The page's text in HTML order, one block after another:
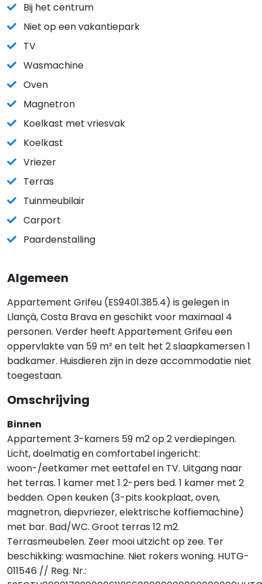
Bij het centrum
Niet op een vakantiepark
TV
Wasmachine
Oven
Magnetron
Koelkast met vriesvak
Koelkast
Vriezer
Terras
Tuinmeubilair
Carport
Paardenstalling
Algemeen
Appartement Grifeu (ES9401.385.4) is gelegen in
Llançà, Costa Brava en geschikt voor maximaal 4
personen. Verder heeft Appartement Grifeu een
oppervlakte van 59 m² en telt het 2 slaapkamersen 1
badkamer. Huisdieren zijn in deze accommodatie niet
toegestaan.
Omschrijving
Binnen
Appartement 3-kamers 59 m2 op 2 verdiepingen.
Licht, doelmatig en comfortabel ingericht:
woon-/eetkamer met eettafel en TV. Uitgang naar
het terras. 1 kamer met 1 2-pers bed. 1 kamer met 2
bedden. Open keuken (3-pits kookplaat, oven,
magnetron, diepvriezer, elektrische koffiemachine)
met bar. Bad/WC. Groot terras 12 m2.
Terrasmeubelen. Zeer mooi uitzicht op zee. Ter
beschikking: wasmachine. Niet rokers woning. HUTG-
011546 // Reg. Nr.: